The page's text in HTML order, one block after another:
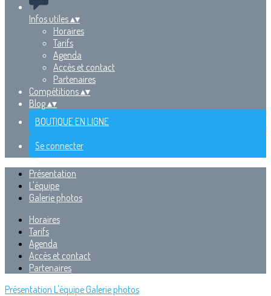
Infos utiles▴▾
Horaires
Tarifs
Agenda
Accès et contact
Partenaires
Compétitions▴▾
Blog▴▾
BOUTIQUE EN LIGNE
Se connecter
Présentation
L'équipe
Galerie photos
Horaires
Tarifs
Agenda
Accès et contact
Partenaires
Présentation L'équipeGalerie photos